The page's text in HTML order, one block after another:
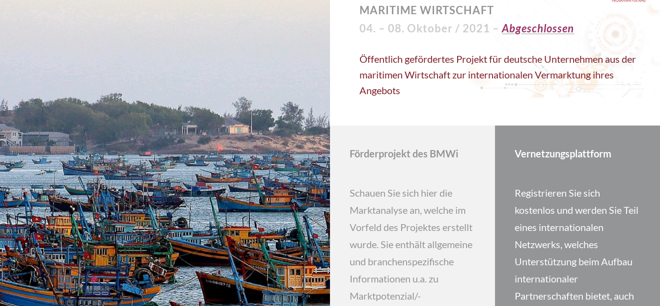
MARITIME WIRTSCHAFT
04. – 08. Oktober / 2021 –Abgeschlossen
Öffentlich gefördertes Projekt für deutsche Unternehmen aus der
maritimen Wirtschaft zur internationalen Vermarktung ihres
Angebots
Förderprojekt des BMWi
Schauen Sie sich hier die
Marktanalyse an, welche im
Vorfeld des Projektes erstellt
wurde. Sie enthält allgemeine
und branchenspezifische
Informationen u.a. zu
Marktpotenzial/-
Vernetzungsplattform
Registrieren Sie sich
kostenlos und werden Sie Teil
eines internationalen
Netzwerks, welches
Unterstützung beim Aufbau
internationaler
Partnerschaften bietet, auch